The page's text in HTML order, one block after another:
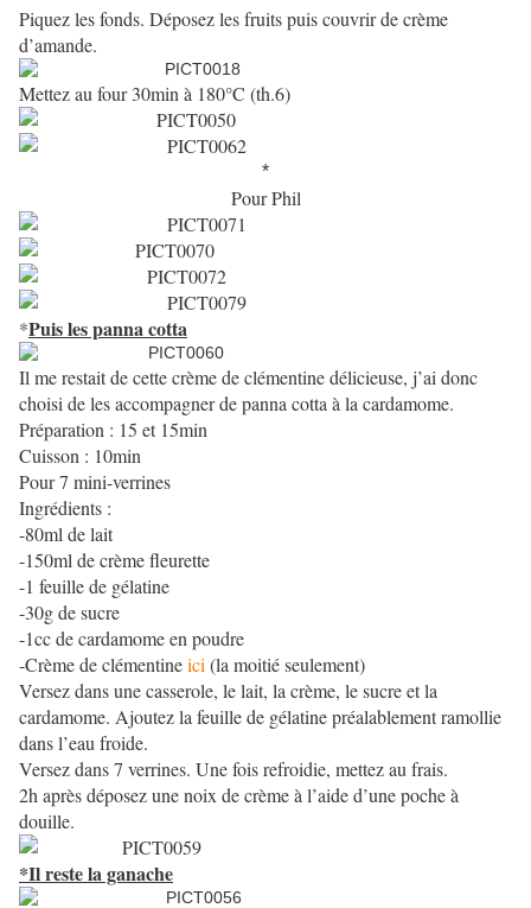
Piquez les fonds. Déposez les fruits puis couvrir de crème
d’amande.
Mettez au four 30min à 180°C (th.6)
*
Pour Phil
*Puis les panna cotta
Il me restait de cette crème de clémentine délicieuse, j’ai donc
choisi de les accompagner de panna cotta à la cardamome.
Préparation : 15 et 15min
Cuisson : 10min
Pour 7 mini-verrines
Ingrédients :
-80ml de lait
-150ml de crème fleurette
-1 feuille de gélatine
-30g de sucre
-1cc de cardamome en poudre
-Crème de clémentineici (la moitié seulement)
Versez dans une casserole, le lait, la crème, le sucre et la
cardamome. Ajoutez la feuille de gélatine préalablement ramollie
dans l’eau froide.
Versez dans 7 verrines. Une fois refroidie, mettez au frais.
2h après déposez une noix de crème à l’aide d’une poche à
douille.
*Il reste la ganache